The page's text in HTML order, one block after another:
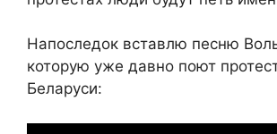
Напоследок вставлю песню
которую уже давно поют
Беларуси: